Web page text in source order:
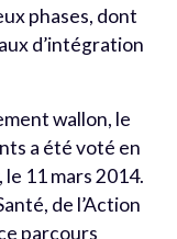
phases, dont
d’intégration
wallon, le
a été voté en
11 mars 2014.
de l’Action
parcours